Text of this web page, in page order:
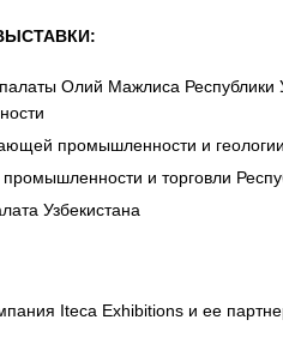
Олий Мажлиса Республики
промышленности и геологии
и торговли
Узбекистана
Iteca Exhibitions и ее